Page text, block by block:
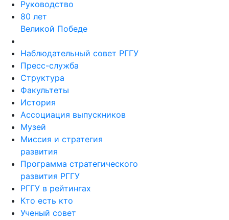
Руководство
80 лет
Великой Победе
Наблюдательный совет РГГУ
Пресс-служба
Структура
Факультеты
История
Ассоциация выпускников
Музей
Миссия и стратегия
развития
Программа стратегического
развития РГГУ
РГГУ в рейтингах
Кто есть кто
Ученый совет